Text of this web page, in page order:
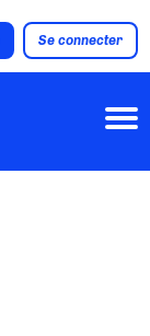
Se connecter